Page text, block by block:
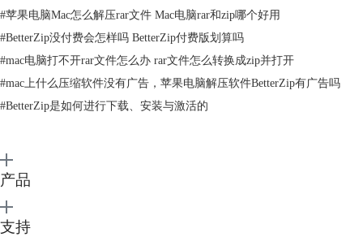
#苹果电脑Mac怎么解压rar文件 Mac电脑rar和zip哪个好用
#BetterZip没付费会怎样吗 BetterZip付费版划算吗
#mac电脑打不开rar文件怎么办 rar文件怎么转换成zip并打开
#mac上什么压缩软件没有广告，苹果电脑解压软件BetterZip有广告吗
#BetterZip是如何进行下载、安装与激活的
产品
支持